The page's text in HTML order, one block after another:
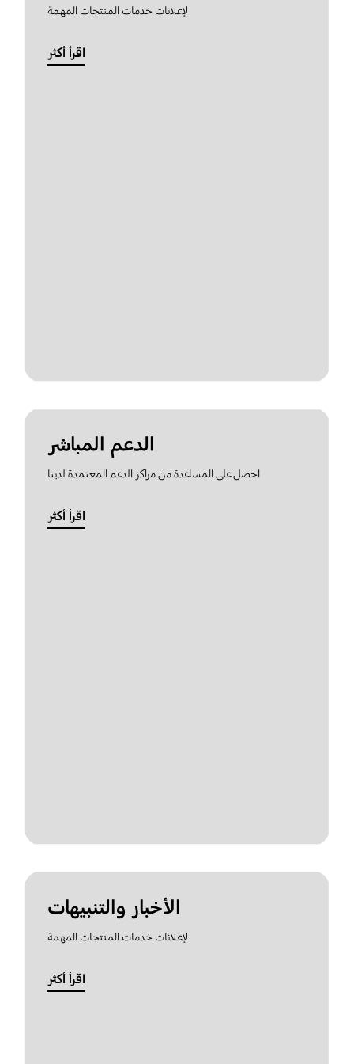
لإعلانات خدمات المنتجات المهمة
اقرأ أكثر
الدعم المباشر
احصل على المساعدة من مراكز الدعم المعتمدة لدينا
اقرأ أكثر
الأخبار والتنبيهات
لإعلانات خدمات المنتجات المهمة
اقرأ أكثر